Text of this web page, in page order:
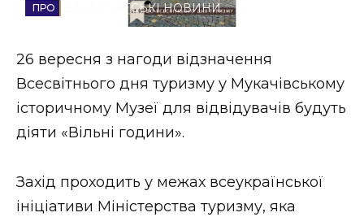
Втрачений Ужгород
Втрачений Ужгород (відеоверсія)
ЗАКАРПАТСЬКІ НОВИНИ
ЗАКАРПАТСЬКІ НОВИНИ
26 вересня з нагоди відзначення
Всесвітнього дня туризму у Мукачівському
історичному Музеї для відвідувачів будуть
діяти «Вільні години».
Захід проходить у межах всеукраїнської
ініціативи Міністерства туризму, яка